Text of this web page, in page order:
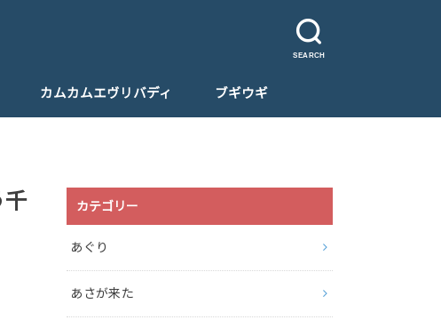
SEARCH
カムカムエヴリバディ ブギウギ
千
カテゴリー
あぐり
あさが来た